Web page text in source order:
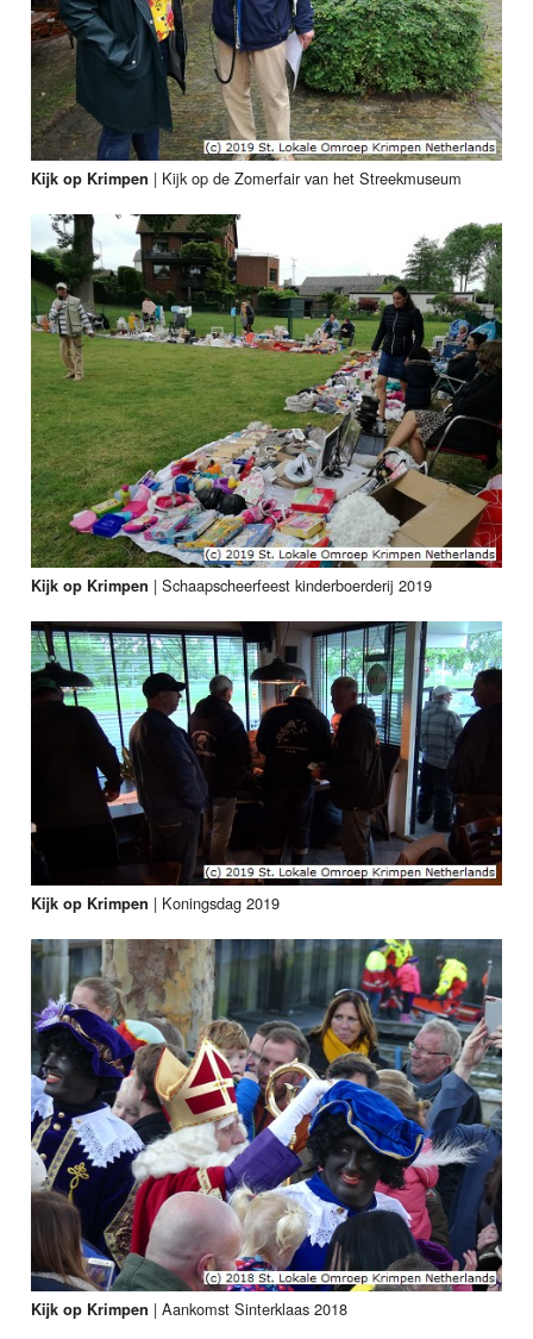
Kijk op Krimpen | Kijk op de Zomerfair van het Streekmuseum
Kijk op Krimpen |Schaapscheerfeest kinderboerderij 2019
Kijk op Krimpen | Koningsdag 2019
Kijk op Krimpen |Aankomst Sinterklaas 2018